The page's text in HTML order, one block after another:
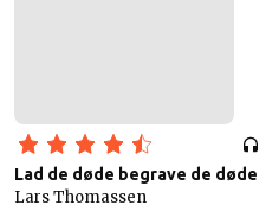
Lad de døde begrave de døde
Lars Thomassen